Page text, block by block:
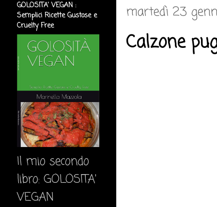
martedì 23
Calzone
GOLOSITA' VEGAN :
Semplici Ricette Gustose e
Cruelty Free
Il mio secondo
libro: GOLOSITA'
VEGAN